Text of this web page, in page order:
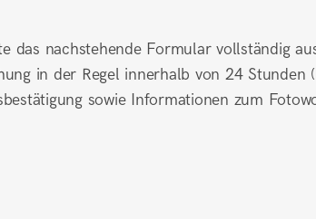
nachstehende Formular vollständig
in der Regel innerhalb von 24 Stunden
sowie Informationen zum